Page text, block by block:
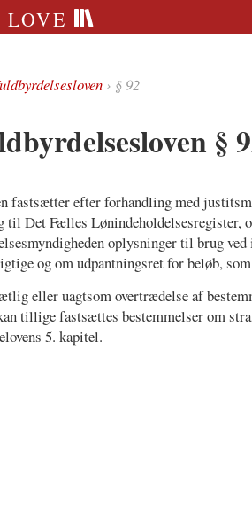
LOVE
› § 92
§
fastsætter efter forhandling med
til Det Fælles Lønindeholdelsesregister,
oplysninger til brug
og om udpantningsret for beløb,
eller uagtsom overtrædelse af
tillige fastsættes bestemmelser om
5. kapitel.